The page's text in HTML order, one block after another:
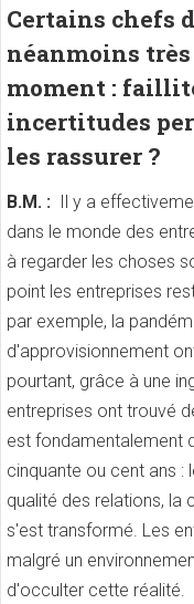
Certains chefs
néanmoins
moment :
incertitudes
les rassurer ?
B.M. : Il y a
dans le monde des
à regarder les choses
point les entreprises
par exemple, la
d'approvisionnement
pourtant, grâce à une
entreprises ont trouvé
est fondamentalement
cinquante ou cent ans :
qualité des relations,
s'est transformé. Les
malgré un
d'occulter cette réalité.